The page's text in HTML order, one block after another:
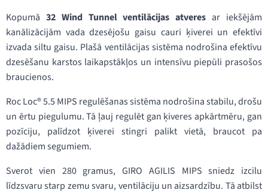
Kopumā 32 Wind Tunnel ventilācijas atveres ar iekšējām
kanālizācijām vada dzesējošu gaisu cauri ķiverei un efektīvi
izvada siltu gaisu. Plašā ventilācijas sistēma nodrošina efektīvu
dzesēšanu karstos laikapstākļos un intensīvu piepūli prasošos
braucienos.
Roc Loc® 5.5 MIPS regulēšanas sistēma nodrošina stabilu, drošu
un ērtu piegulumu. Tā ļauj regulēt gan ķiveres apkārtmēru, gan
pozīciju, palīdzot ķiverei stingri palikt vietā, braucot pa
dažādiem segumiem.
Sverot vien 280 gramus, GIRO AGILIS MIPS sniedz izcilu
līdzsvaru starp zemu svaru, ventilāciju un aizsardzību. Tā atbilst